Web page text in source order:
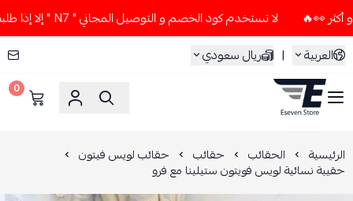
لا تستخدم كود الخصم و التوصيل المجاني " N7 " إلا إذا طلبت قطعتين أو أكثر 👀🔥
العربية
| ريال سعودي
ESEVEN STORE
0
الرئيسية الحقائب حقائب حقائب لويس فيتون
حقيبة نسائية لويس فويتون ستيلينا مع فرو